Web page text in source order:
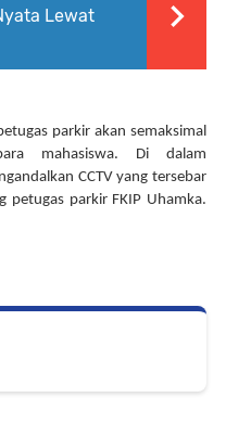
Lewat
parkir akan semaksimal
mahasiswa. Di dalam
CCTV yang tersebar
petugas parkir FKIP Uhamka.